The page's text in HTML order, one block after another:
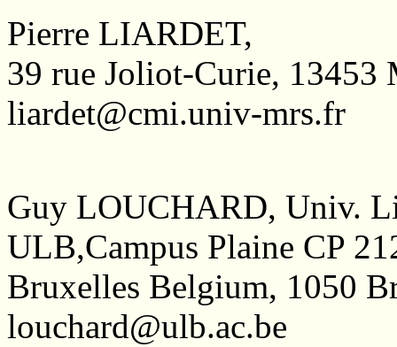
Pierre LIARDET,
39 rue Joliot-Curie, 13453
liardet@cmi.univ-mrs.fr
Guy LOUCHARD, Univ.
ULB,Campus Plaine CP
Bruxelles Belgium, 1050
louchard@ulb.ac.be